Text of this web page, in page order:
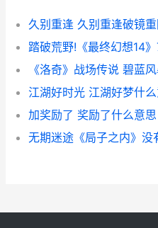
久别重逢 久别重逢破镜
《洛奇》战场传说 碧蓝
江湖好时光 江湖好梦什
加奖励了 奖励了什么意思
无期迷途《局子之内》